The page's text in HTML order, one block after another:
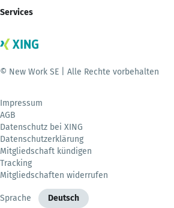
Services
© New Work SE | Alle Rechte vorbehalten
Impressum
AGB
Datenschutz bei XING
Datenschutzerklärung
Mitgliedschaft kündigen
Tracking
Mitgliedschaften widerrufen
Sprache Deutsch